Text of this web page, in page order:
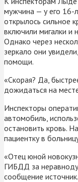
мужчина — у его 16-
открылось сильное
включили мигалки и
Однако через
зеркало они
помощи.
«Скорая? Да,
дожидаться на
Инспекторы
автомобиль,
остановить кровь.
пациентку в
«Отец юной
ГИБДД за
сообщение источник.